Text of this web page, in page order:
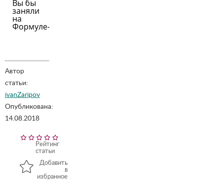
Вы бы
заняли
на
Формуле-1
Автор
статьи:
ivanZaripov
Опубликована:
14.08.2018
Рейтинг
статьи
Добавить
в
избранное